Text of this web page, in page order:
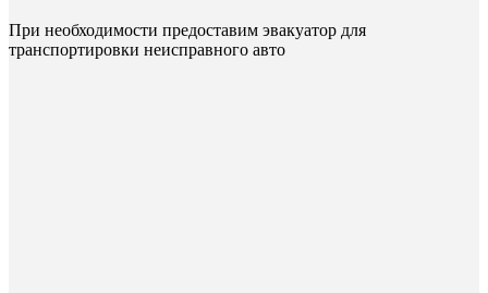
При необходимости предоставим эвакуатор для
транспортировки неисправного авто